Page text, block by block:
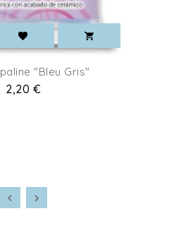
"Bleu Gris"
2,20 €